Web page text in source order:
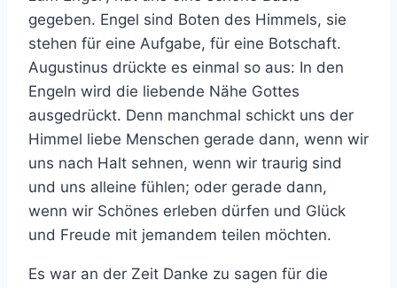
gegeben. Engel sind Boten des Himmels, sie
stehen für eine Aufgabe, für eine Botschaft.
Augustinus drückte es einmal so aus: In den
Engeln wird die liebende Nähe Gottes
ausgedrückt. Denn manchmal schickt uns der
Himmel liebe Menschen gerade dann, wenn wir
uns nach Halt sehnen, wenn wir traurig sind
und uns alleine fühlen; oder gerade dann,
wenn wir Schönes erleben dürfen und Glück
und Freude mit jemandem teilen möchten.
Es war an der Zeit Danke zu sagen für die